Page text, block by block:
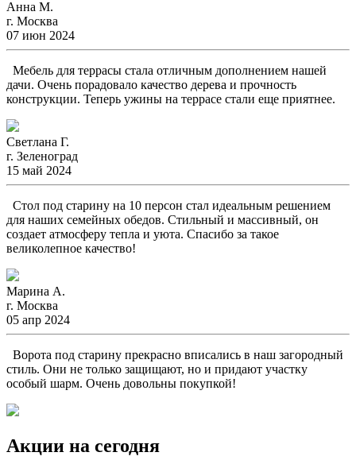
Анна М.
г. Москва
07 июн 2024
Мебель для террасы стала отличным дополнением нашей
дачи. Очень порадовало качество дерева и прочность
конструкции. Теперь ужины на террасе стали еще приятнее.
Светлана Г.
г. Зеленоград
15 май 2024
Стол под старину на 10 персон стал идеальным решением
для наших семейных обедов. Стильный и массивный, он
создает атмосферу тепла и уюта. Спасибо за такое
великолепное качество!
Марина А.
г. Москва
05 апр 2024
Ворота под старину прекрасно вписались в наш загородный
стиль. Они не только защищают, но и придают участку
особый шарм. Очень довольны покупкой!
Акции на сегодня